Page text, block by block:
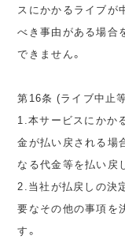
スにかかるライブが
べき事由がある場合
できません。
第16条 (ライブ中止
1.本サービスにかか
金が払い戻される場
なる代金等を払い戻
2.当社が払戻しの決
要なその他の事項を
す。